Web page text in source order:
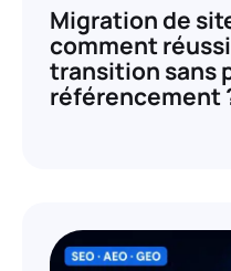
Migration de
comment
transition sans
référencement